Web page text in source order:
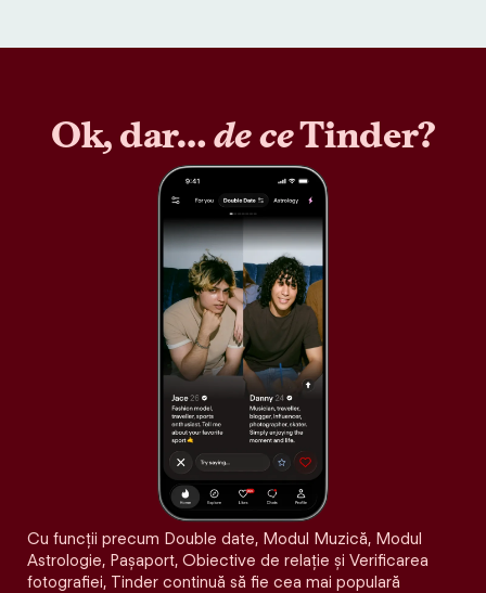
Ok, dar…de ceTinder?
Cu funcții precum Double date, Modul Muzică, Modul
Astrologie, Pașaport, Obiective de relație și Verificarea
fotografiei, Tinder continuă să fie cea mai populară